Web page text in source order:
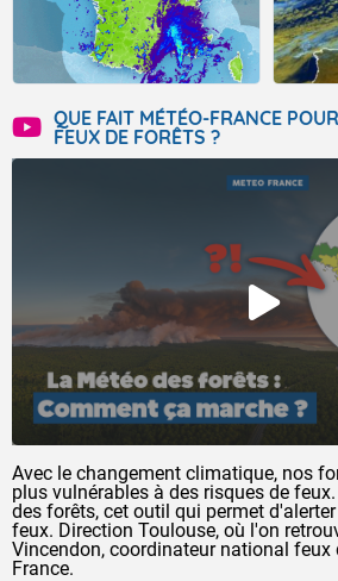
QUE FAIT MÉTÉO-FRANCE
FEUX DE FORÊTS ?
Avec le changement climatique, nos
plus vulnérables à des risques de
des forêts, cet outil qui permet
feux. Direction Toulouse, où l'on
Vincendon, coordinateur national feux
France.